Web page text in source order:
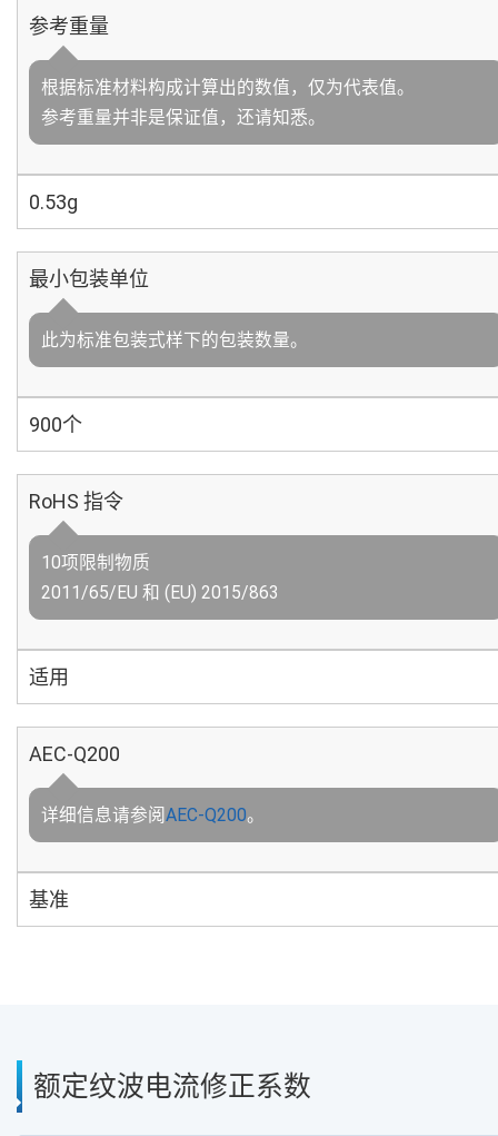
参考重量
根据标准材料构成计算出的数值，仅为代表值。
参考重量并非是保证值，还请知悉。
0.53g
最小包装单位
此为标准包装式样下的包装数量。
900个
RoHS 指令
10项限制物质
2011/65/EU 和 (EU) 2015/863
适用
AEC-Q200
详细信息请参阅AEC-Q200。
基准
额定纹波电流修正系数